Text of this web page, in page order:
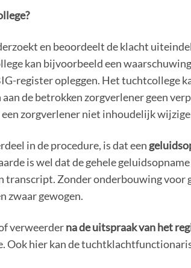
en beoordeelt de klacht
kan bijvoorbeeld een
register opleggen. Het tuchtcollege
de betrokken zorgverlener geen
zorgverlener niet inhoudelijk
in de procedure, is dat een
is wel dat de gehele
transcript. Zonder onderbouwing voor
zwaar gewogen.
verweerderna de uitspraak van het
Ook hier kan de